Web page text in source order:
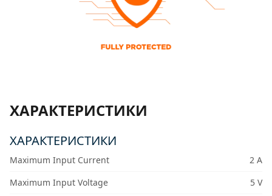
ХАРАКТЕРИСТИКИ
ХАРАКТЕРИСТИКИ
Maximum Input Current
2 A
Maximum Input Voltage
5 V